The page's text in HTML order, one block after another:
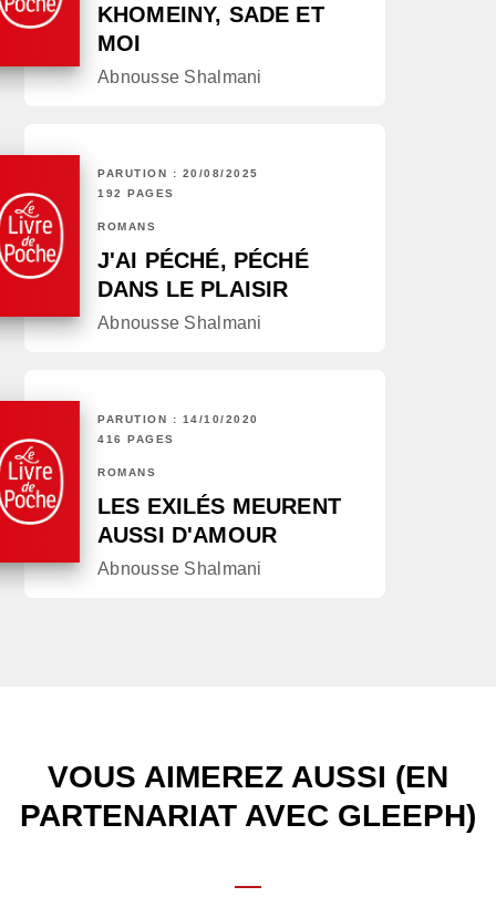
KHOMEINY, SADE ET
MOI
Abnousse Shalmani
PARUTION : 20/08/2025
192 PAGES
ROMANS
J'AI PÉCHÉ, PÉCHÉ
DANS LE PLAISIR
Abnousse Shalmani
PARUTION : 14/10/2020
416 PAGES
ROMANS
LES EXILÉS MEURENT
AUSSI D'AMOUR
Abnousse Shalmani
VOUS AIMEREZ AUSSI (EN
PARTENARIAT AVEC GLEEPH)